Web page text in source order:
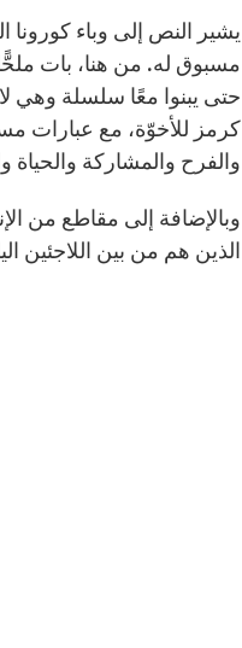
يشير النص إلى وباء كورونا
مسبوق له. من هنا، بات
حتى يبنوا معًا سلسلة وهي
كرمز للأخوّة، مع عبارات
والفرح والمشاركة والحياة
وبالإضافة إلى مقاطع من
الذين هم من بين اللاجئين